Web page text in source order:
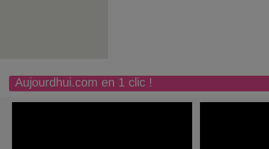
Aujourdhui.com en 1 clic !